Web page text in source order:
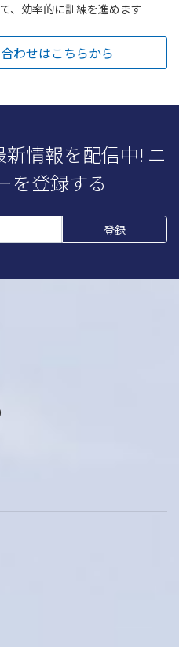
、効率的に訓練を進めます
わせはこちらから
情報を配信中! ニ
を登録する